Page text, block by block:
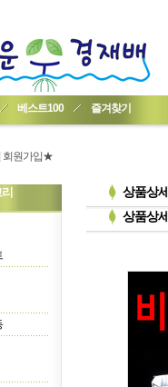
베스트100 즐겨찾기
원가입 방법..
회원가입★
상품상세
상품상세